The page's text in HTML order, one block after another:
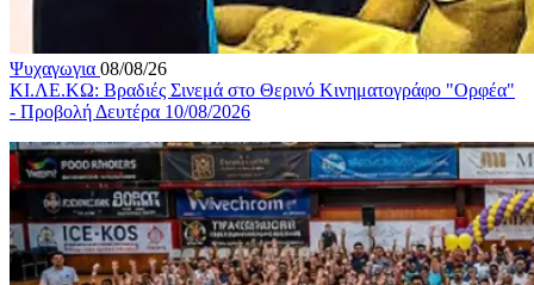
Ψυχαγωγια 08/08/26
ΚΙ.ΛΕ.ΚΩ: Βραδιές Σινεμά στο Θερινό Κινηματογράφο "Ορφέα"
- Προβολή Δευτέρα 10/08/2026